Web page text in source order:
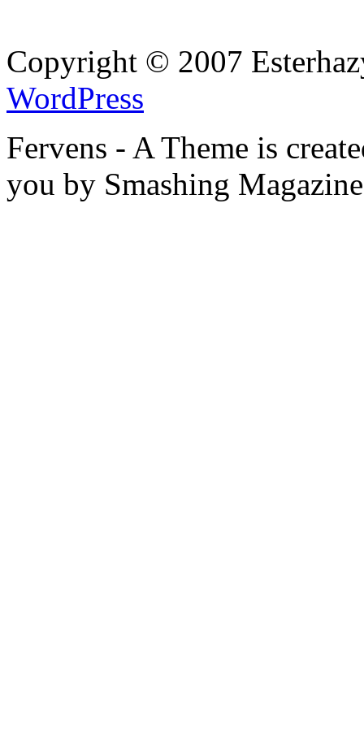
Copyright © 2007
WordPress
Fervens - A Theme is
you by Smashing Magazine